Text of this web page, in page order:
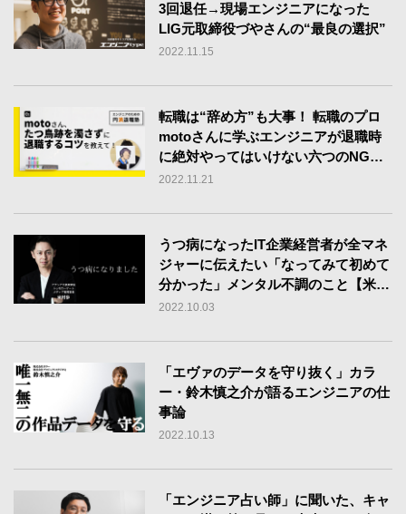
3回退任→現場エンジニアになった
LIG元取締役づやさんの“最良の選択”
2022.11.15
転職は“辞め方”も大事！ 転職のプロ
motoさんに学ぶエンジニアが退職時
に絶対やってはいけない六つのNG行
動
2022.11.21
うつ病になったIT企業経営者が全マネ
ジャーに伝えたい「なってみて初めて
分かった」メンタル不調のこと【米村
歩】
2022.10.03
「エヴァのデータを守り抜く」カラ
ー・鈴木慎之介が語るエンジニアの仕
事論
2022.10.13
「エンジニア占い師」に聞いた、キャ